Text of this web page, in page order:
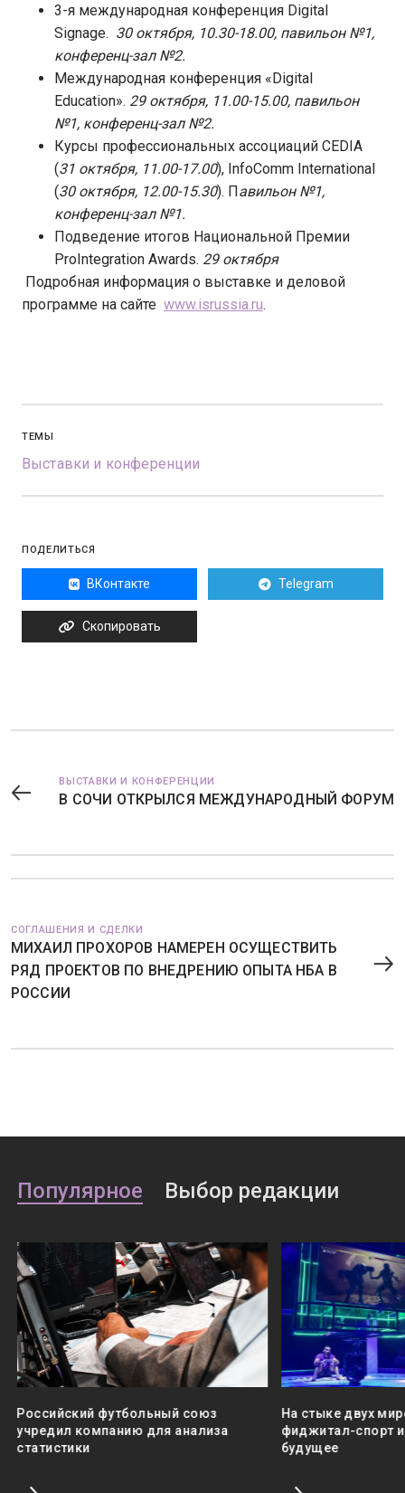
3-я международная конференция Digital
Signage. 30 октября, 10.30-18.00, павильон №1,
конференц-зал №2.
Международная конференция «Digital
Education». 29 октября, 11.00-15.00, павильон
№1, конференц-зал №2.
Курсы профессиональных ассоциаций CEDIA
(31 октября, 11.00-17.00), InfoComm International
(30 октября, 12.00-15.30). Павильон №1,
конференц-зал №1.
Подведение итогов Национальной Премии
ProIntegration Awards. 29 октября
Подробная информация о выставке и деловой
программе на сайте www.isrussia.ru.
ТЕМЫ
Выставки и конференции
ПОДЕЛИТЬСЯ
ВКонтакте Telegram
Скопировать
ВЫСТАВКИ И КОНФЕРЕНЦИИ
В СОЧИ ОТКРЫЛСЯ МЕЖДУНАРОДНЫЙ ФОРУМ
СОГЛАШЕНИЯ И СДЕЛКИ
МИХАИЛ ПРОХОРОВ НАМЕРЕН ОСУЩЕСТВИТЬ
РЯД ПРОЕКТОВ ПО ВНЕДРЕНИЮ ОПЫТА НБА В
РОССИИ
Популярное Выбор редакции
Российский футбольный союз
учредил компанию для анализа
статистики
На стыке двух
фиджитал-спорт
будущее